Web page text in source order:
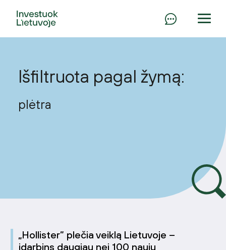
Išfiltruota pagal žymą:
plėtra
„Hollister” plečia veiklą Lietuvoje –
įdarbins daugiau nei 100 naujų